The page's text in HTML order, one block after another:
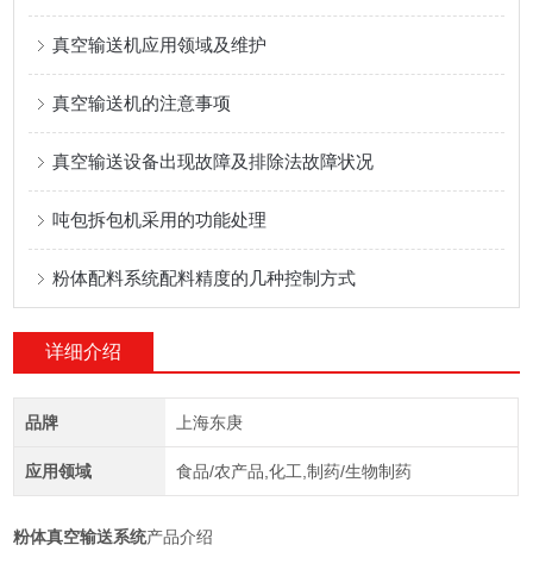
真空输送机应用领域及维护
真空输送机的注意事项
真空输送设备出现故障及排除法故障状况
吨包拆包机采用的功能处理
粉体配料系统配料精度的几种控制方式
详细介绍
品牌 上海东庚
应用领域 食品/农产品,化工,制药/生物制药
粉体真空输送系统产品介绍